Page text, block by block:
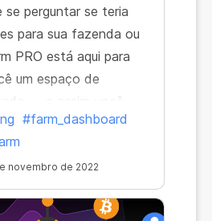
perguntar se teria
para sua fazenda ou
PRO está aqui para
um espaço de
— e assim você
quantos PCs e
#farm_dashboard
novembro de 2022